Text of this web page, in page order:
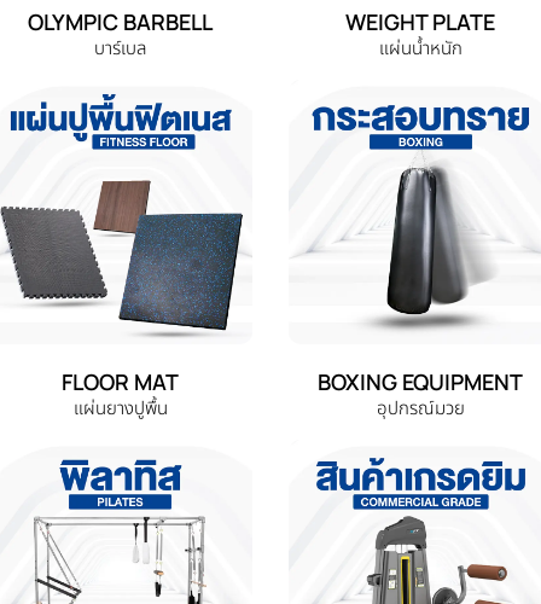
OLYMPIC BARBELL
บาร์เบล
WEIGHT PLATE
แผ่นน้ำหนัก
FLOOR MAT
แผ่นยางปูพื้น
BOXING EQUIPMENT
อุปกรณ์มวย